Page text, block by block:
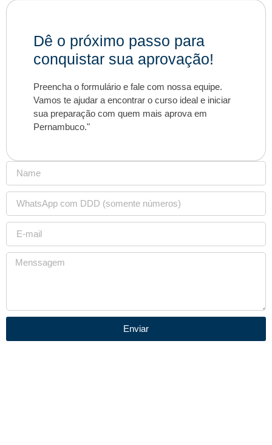
Dê o próximo passo para
conquistar sua aprovação!
Preencha o formulário e fale com nossa equipe.
Vamos te ajudar a encontrar o curso ideal e iniciar
sua preparação com quem mais aprova em
Pernambuco."
Enviar